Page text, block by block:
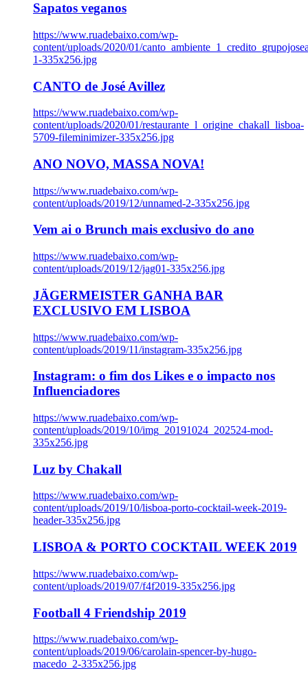
Sapatos veganos
https://www.ruadebaixo.com/wp-
content/uploads/2020/01/
1-335x256.jpg
CANTO de José Avillez
https://www.ruadebaixo.com/wp-
content/uploads/2020/01/restaurante_l_origine_chakall_lisboa-
5709-fileminimizer-335x256.jpg
ANO NOVO, MASSA NOVA!
https://www.ruadebaixo.com/wp-
content/uploads/2019/12/unnamed-2-335x256.jpg
Vem ai o Brunch mais exclusivo do ano
https://www.ruadebaixo.com/wp-
content/uploads/2019/12/jag01-335x256.jpg
JÄGERMEISTER GANHA BAR
EXCLUSIVO EM LISBOA
https://www.ruadebaixo.com/wp-
content/uploads/2019/11/instagram-335x256.jpg
Instagram: o fim dos Likes e o impacto nos
Influenciadores
https://www.ruadebaixo.com/wp-
content/uploads/2019/10/img_20191024_202524-mod-
335x256.jpg
Luz by Chakall
https://www.ruadebaixo.com/wp-
content/uploads/2019/10/lisboa-porto-cocktail-week-2019-
header-335x256.jpg
LISBOA & PORTO COCKTAIL WEEK 2019
https://www.ruadebaixo.com/wp-
content/uploads/2019/07/f4f2019-335x256.jpg
Football 4 Friendship 2019
https://www.ruadebaixo.com/wp-
content/uploads/2019/06/carolain-spencer-by-hugo-
macedo_2-335x256.jpg